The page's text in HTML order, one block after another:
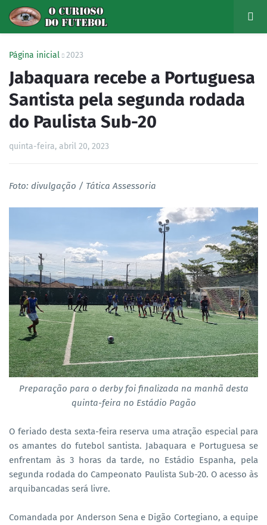
Página inicial 2023
Jabaquara recebe a Portuguesa
Santista pela segunda rodada
do Paulista Sub-20
quinta-feira, abril 20, 2023
Foto: divulgação / Tática Assessoria
Preparação para o derby foi finalizada na manhã desta
quinta-feira no Estádio Pagão
O feriado desta sexta-feira reserva uma atração especial para
os amantes do futebol santista. Jabaquara e Portuguesa se
enfrentam às 3 horas da tarde, no Estádio Espanha, pela
segunda rodada do Campeonato Paulista Sub-20. O acesso às
arquibancadas será livre.
Comandada por Anderson Sena e Digão Cortegiano, a equipe